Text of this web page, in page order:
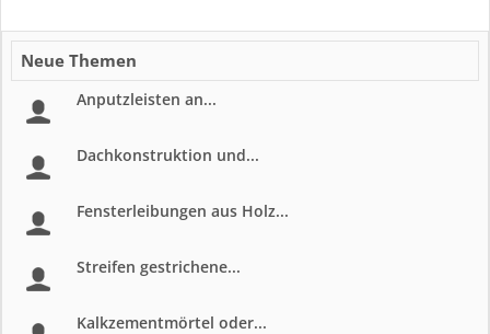
Neue Themen
Anputzleisten an...
Dachkonstruktion und...
Fensterleibungen aus Holz...
Streifen gestrichene...
Kalkzementmörtel oder...